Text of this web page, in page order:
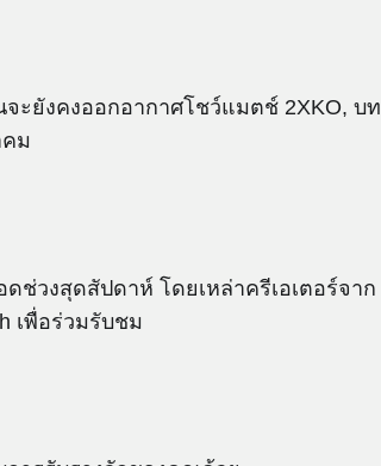
ะยังคงออกอากาศโชว์แมตช์ 2XKO, บท
ม
ดช่วงสุดสัปดาห์ โดยเหล่าครีเอเตอร์จาก
เพื่อร่วมรับชม